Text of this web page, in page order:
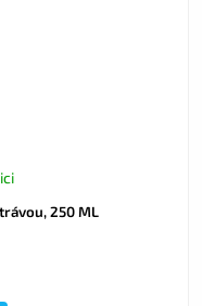
250 ML